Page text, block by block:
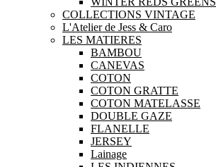
COLLECTIONS VINTAGE
L'Atelier de Jess & Caro
LES MATIERES
BAMBOU
CANEVAS
COTON
COTON GRATTE
COTON MATELASSE
DOUBLE GAZE
FLANELLE
JERSEY
Lainage